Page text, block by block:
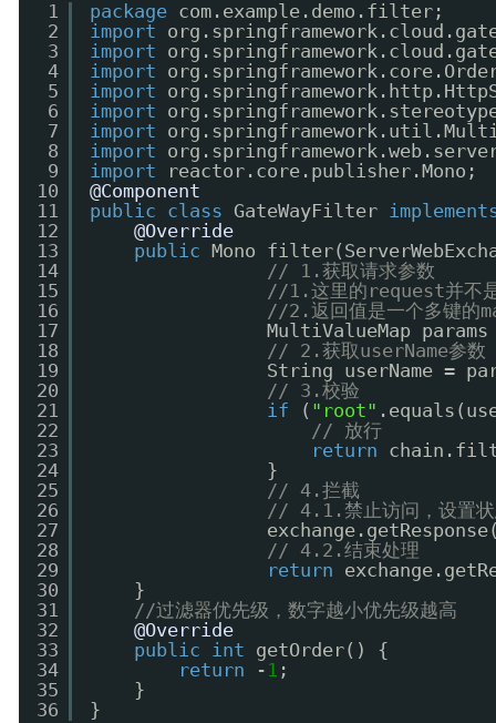
1
2
3
4
5
6
7
8
9
10
11
12
13
14
15
16
17
18
19
20
21
22
23
24
25
26
27
28
29
30
31
32
33
34
35
36
package com.example.demo.filter;
import
import
import
import
import
import
import
import
reactor.core.publisher.Mono;
@Component
public
class GateWayFilter
@Override
public
Mono
// 1.获取请求参数
//1.这里的request并不
//2.返回值是一个多键的
MultiValueMap
// 2.获取userName参数
String userName =
// 3.校验
if
( "root"
// 放行
return
}
// 4.拦截
// 4.1.禁止访问，设置状
// 4.2.结束处理
return
}
//过滤器优先级，数字越小优先级越高
@Override
public
int
getOrder() {
return
- 1 ;
}
}